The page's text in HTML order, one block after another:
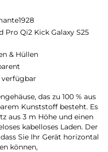
Pro Qi2 Kick Galaxy S25
& Hüllen
das zu 100 % aus
Kunststoff besteht. Es
aus 3 m Höhe und einen
kabelloses Laden. Der
Sie Ihr Gerät horizontal
können,